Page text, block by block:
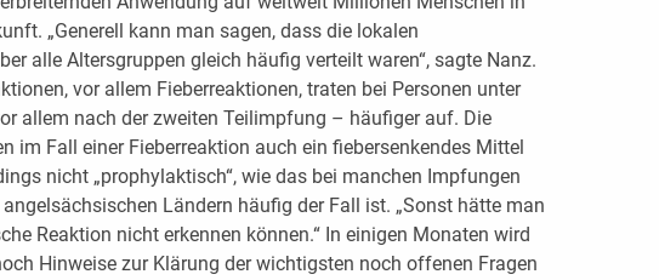
„Generell kann man sagen, dass die lokalen
alle Altersgruppen gleich häufig verteilt waren“, sagte Nanz.
vor allem Fieberreaktionen, traten bei Personen unter
allem nach der zweiten Teilimpfung – häufiger auf. Die
im Fall einer Fieberreaktion auch ein fiebersenkendes Mittel
nicht „prophylaktisch“, wie das bei manchen Impfungen
Ländern häufig der Fall ist. „Sonst hätte man
Reaktion nicht erkennen können.“ In einigen Monaten wird
Hinweise zur Klärung der wichtigsten noch offenen Fragen